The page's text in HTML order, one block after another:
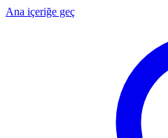
Ana içeriğe geç